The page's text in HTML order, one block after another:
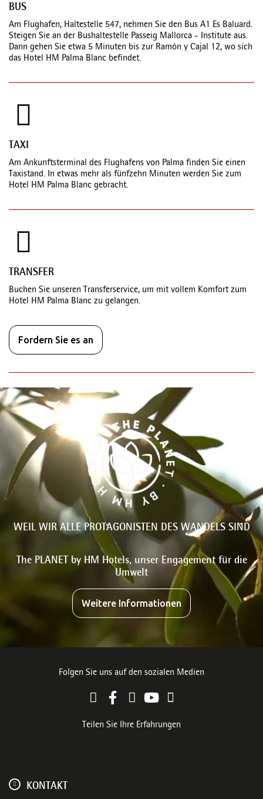
BUS
Am Flughafen, Haltestelle 547, nehmen Sie den Bus A1 Es Baluard.
Steigen Sie an der Bushaltestelle Passeig Mallorca - Institute aus.
Dann gehen Sie etwa 5 Minuten bis zur Ramón y Cajal 12, wo sich
das Hotel HM Palma Blanc befindet.
TAXI
Am Ankunftsterminal des Flughafens von Palma finden Sie einen
Taxistand. In etwas mehr als fünfzehn Minuten werden Sie zum
Hotel HM Palma Blanc gebracht.
TRANSFER
Buchen Sie unseren Transferservice, um mit vollem Komfort zum
Hotel HM Palma Blanc zu gelangen.
Fordern Sie es an
WEIL WIR ALLE PROTAGONISTEN DES WANDELS SIND
The PLANET by HM Hotels, unser Engagement für die
Umwelt
Weitere Informationen
Folgen Sie uns auf den sozialen Medien
Teilen Sie Ihre Erfahrungen
KONTAKT